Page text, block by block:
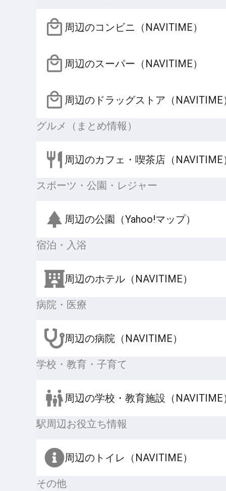
周辺のコンビニ（NAVITIME）
周辺のスーパー（NAVITIME）
周辺のドラッグストア（NAVITIME
グルメ（まとめ情報）
周辺のカフェ・喫茶店（NAVITIME
スポーツ・公園・レジャー
周辺の公園（Yahoo!マップ）
宿泊・入浴
周辺のホテル（NAVITIME）
病院・医療
周辺の病院（NAVITIME）
学校・教育・子育て
周辺の学校・教育施設（NAVITIME
駅周辺お役立ち情報
周辺のトイレ（NAVITIME）
その他